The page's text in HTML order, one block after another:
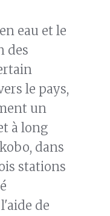
eau et le
des
le pays,
un
à long
dans
stations
de